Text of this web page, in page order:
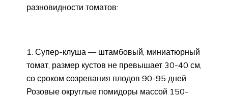
разновидности томатов:
Супер-клуша — штамбовый, миниатюрный
томат, размер кустов не превышает 30-40 см,
со сроком созревания плодов 90-95 дней.
Розовые округлые помидоры массой 150-